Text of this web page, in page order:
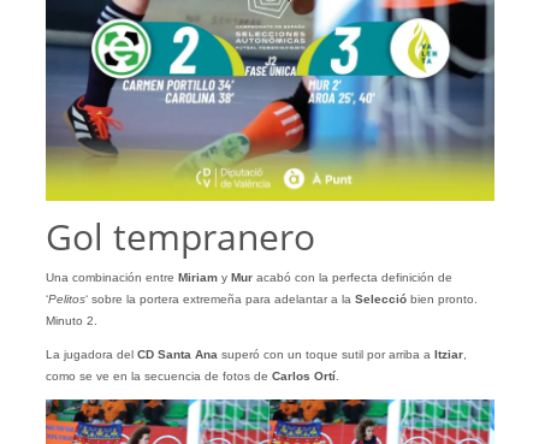
Gol tempranero
Una combinación entre Miriamy Muracabó con la perfecta definición de
‘Pelitos‘ sobre la portera extremeña para adelantar a la Seleccióbien pronto.
Minuto 2.
La jugadora delCD Santa Ana superó con un toque sutil por arriba a Itziar,
como se ve en la secuencia de fotos de Carlos Ortí.